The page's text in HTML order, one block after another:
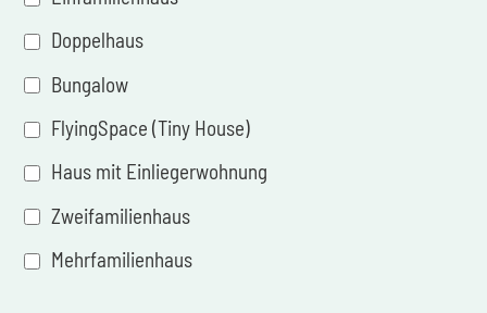
Doppelhaus
Bungalow
FlyingSpace (Tiny House)
Haus mit Einliegerwohnung
Zweifamilienhaus
Mehrfamilienhaus